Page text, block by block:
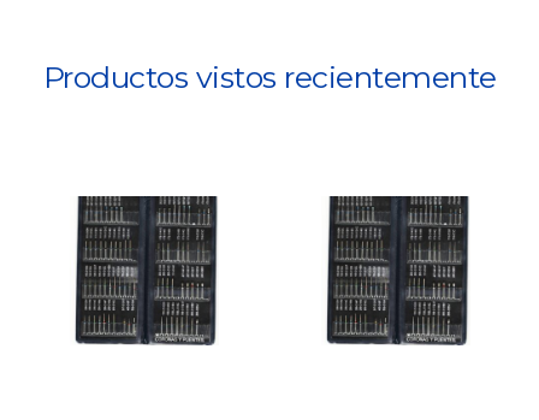
Productos vistos recientemente